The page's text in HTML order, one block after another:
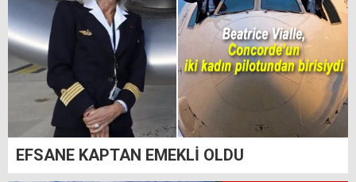
EFSANE KAPTAN EMEKLİ OLDU